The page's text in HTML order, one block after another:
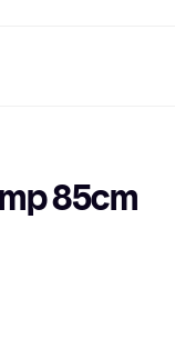
85cm